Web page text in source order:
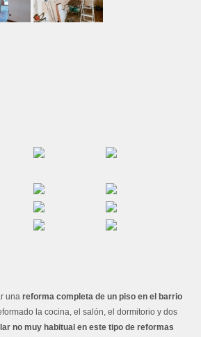
una reforma completa de un piso en el barrio
la cocina, el salón, el dormitorio y dos
no muy habitual en este tipo de reformas